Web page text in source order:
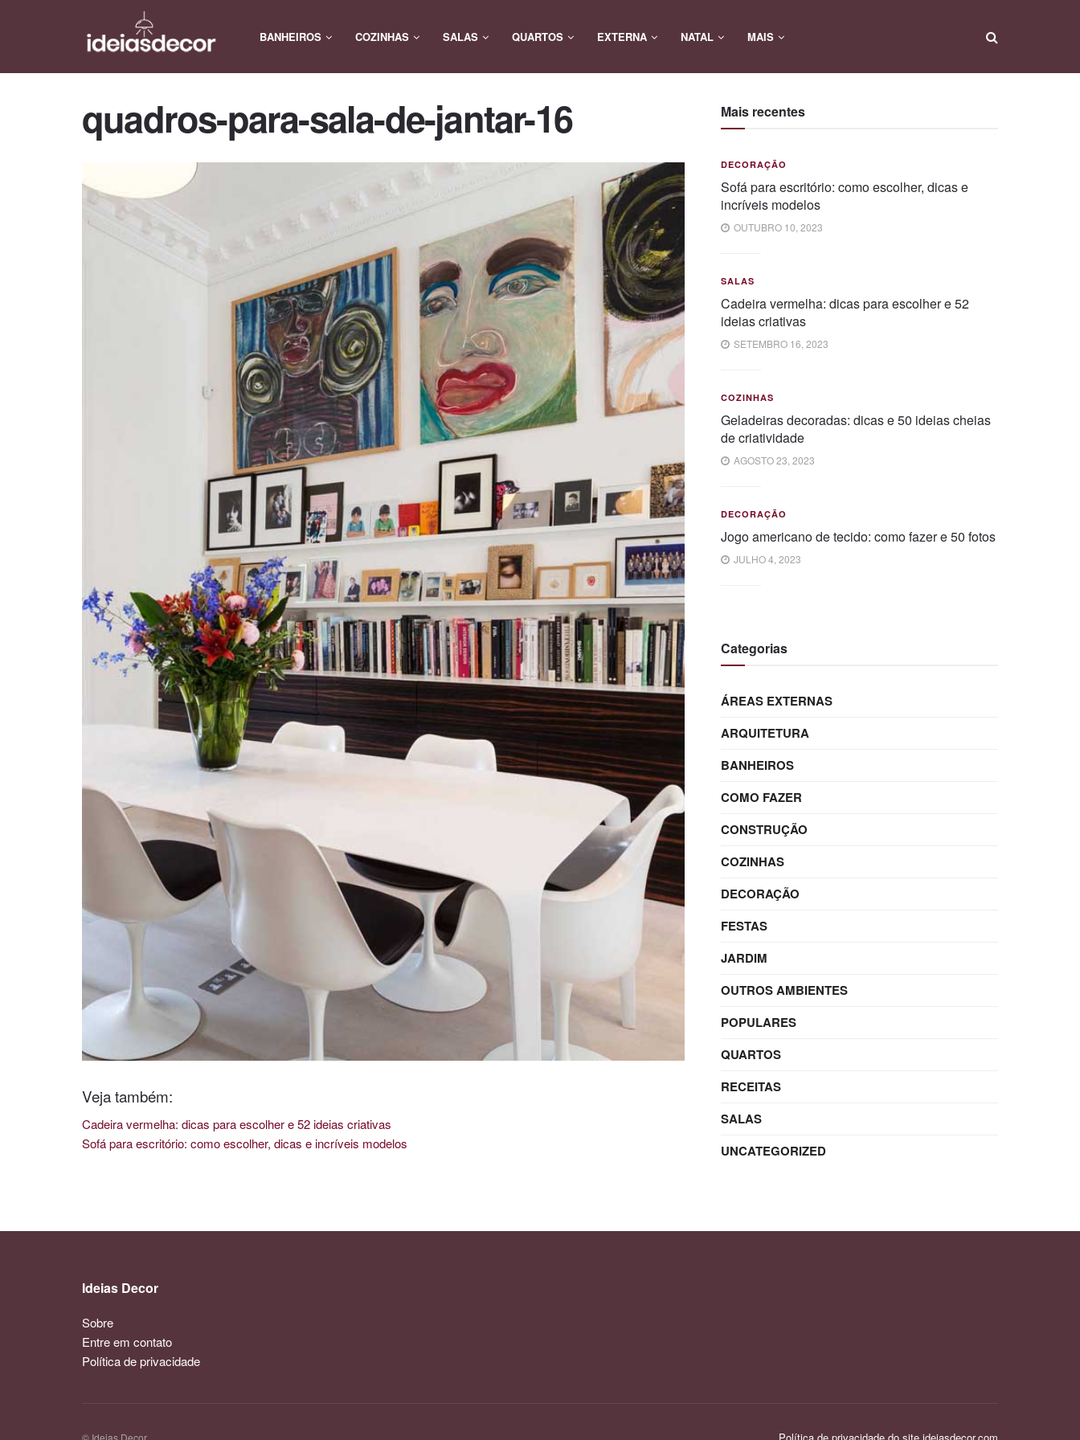
BANHEIROS COZINHAS SALAS QUARTOS EXTERNA NATAL MAIS
quadros-para-sala-de-jantar-16
Veja também:
Cadeira vermelha: dicas para escolher e 52 ideias criativas
Sofá para escritório: como escolher, dicas e incríveis modelos
Mais recentes
DECORAÇÃO
Sofá para escritório: como escolher, dicas e
incríveis modelos
OUTUBRO 10, 2023
SALAS
Cadeira vermelha: dicas para escolher e 52
ideias criativas
SETEMBRO 16, 2023
COZINHAS
Geladeiras decoradas: dicas e 50 ideias cheias
de criatividade
AGOSTO 23, 2023
DECORAÇÃO
Jogo americano de tecido: como fazer e 50 fotos
JULHO 4, 2023
Categorias
ÁREAS EXTERNAS
ARQUITETURA
BANHEIROS
COMO FAZER
CONSTRUÇÃO
COZINHAS
DECORAÇÃO
FESTAS
JARDIM
OUTROS AMBIENTES
POPULARES
QUARTOS
RECEITAS
SALAS
UNCATEGORIZED
Ideias Decor
Sobre
Entre em contato
Política de privacidade
© Ideias Decor